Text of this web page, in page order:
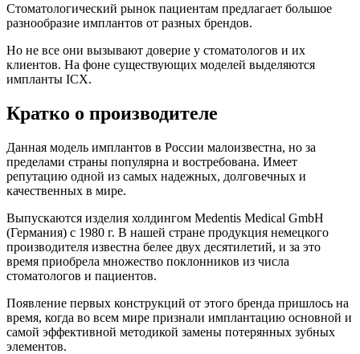
Стоматологический рынок пациентам предлагает большое
разнообразие имплантов от разных брендов.
Но не все они вызывают доверие у стоматологов и их
клиентов. На фоне существующих моделей выделяются
импланты ICX.
Кратко о производителе
Данная модель имплантов в России малоизвестна, но за
пределами страны популярна и востребована. Имеет
репутацию одной из самых надежных, долговечных и
качественных в мире.
Выпускаются изделия холдингом Medentis Medical GmbH
(Германия) с 1980 г. В нашей стране продукция немецкого
производителя известна белее двух десятилетий, и за это
время приобрела множество поклонников из числа
стоматологов и пациентов.
Появление первых конструкций от этого бренда пришлось на
время, когда во всем мире признали имплантацию основной и
самой эффективной методикой замены потерянных зубных
элементов.